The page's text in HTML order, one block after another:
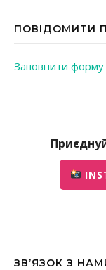
ПОВІДОМИТИ
Заповнити форму
ЗВ’ЯЗОК З